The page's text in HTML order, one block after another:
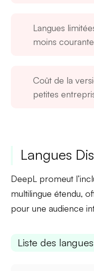
Langues
moins
Coût de la
petites
Langues
DeepL promeut l’
multilingue étendu,
pour une audience
Liste des